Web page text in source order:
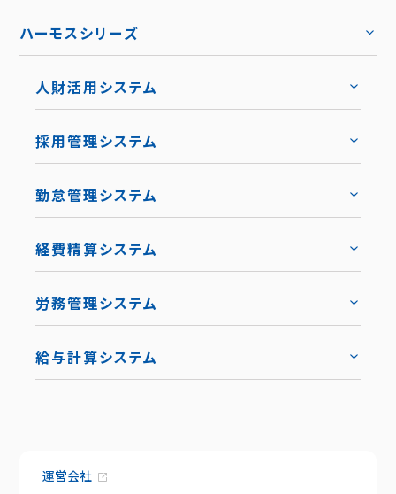
ハーモスシリーズ
人財活用システム
採用管理システム
料金
キャリア採用
導入事例
勤怠管理システム
経費精算システム
労務管理システム
特長
給与計算システム
運営会社